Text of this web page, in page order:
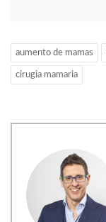
aumento de mamas
cirugia mamaria